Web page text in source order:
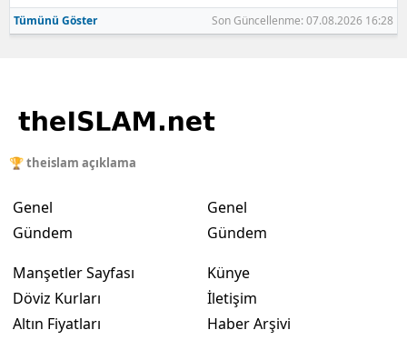
Tümünü Göster Son Güncellenme: 07.08.2026 16:28
🏆 theislam açıklama
Genel
Gündem
Genel
Gündem
Manşetler Sayfası
Döviz Kurları
Altın Fiyatları
Künye
İletişim
Haber Arşivi